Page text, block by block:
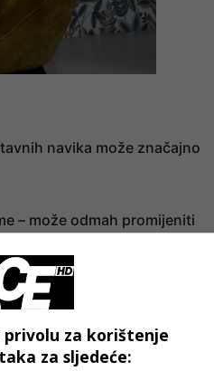
navika može značajno
– može odmah promijeniti
dok nekoliko minuta
i iskreni komplimenti
privolu za korištenje
za sljedeće: